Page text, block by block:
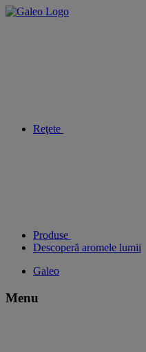
Reţete
Produse
Descoperă aromele lumii
Galeo
Menu